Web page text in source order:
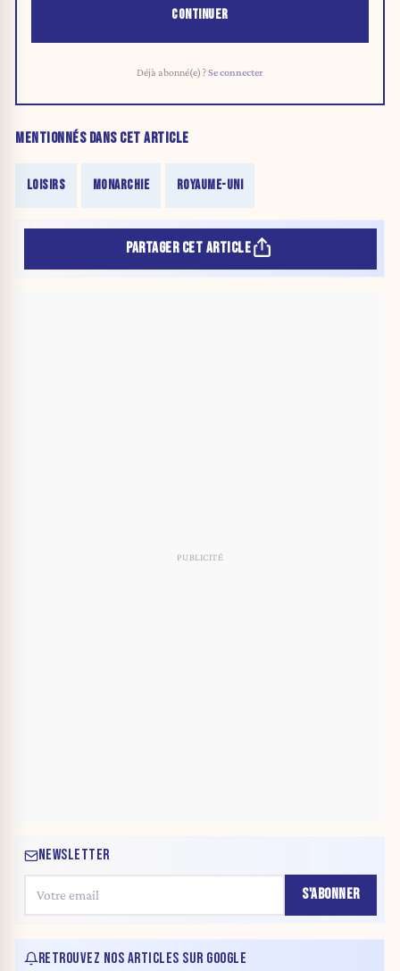
CONTINUER
Déjà abonné(e) ?Se connecter
MENTIONNÉS DANS CET ARTICLE
LOISIRS MONARCHIE ROYAUME-UNI
PARTAGER CET ARTICLE
NEWSLETTER
S'ABONNER
RETROUVEZ NOS ARTICLES SUR GOOGLE